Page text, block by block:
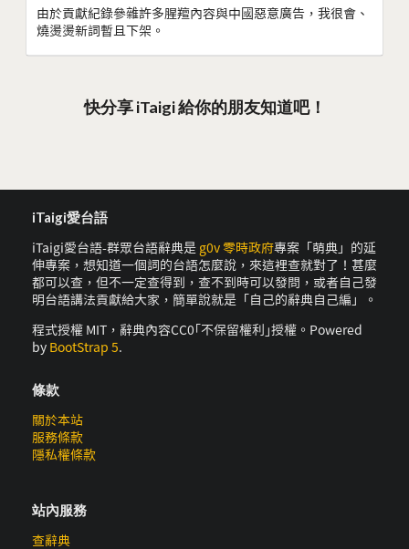
由於貢獻紀錄參雜許多腥羶內容與中國惡意廣告，我很會、
燒燙燙新詞暫且下架。
快分享 iTaigi 給你的朋友知道吧！
iTaigi愛台語
iTaigi愛台語-群眾台語辭典是 g0v 零時政府專案「萌典」的延
伸專案，想知道一個詞的台語怎麼說，來這裡查就對了！甚麼
都可以查，但不一定查得到，查不到時可以發問，或者自己發
明台語講法貢獻給大家，簡單說就是「自己的辭典自己編」。
程式授權 MIT，辭典內容CC0｢不保留權利｣授權。Powered
by BootStrap 5.
條款
關於本站
服務條款
隱私權條款
站內服務
查辭典